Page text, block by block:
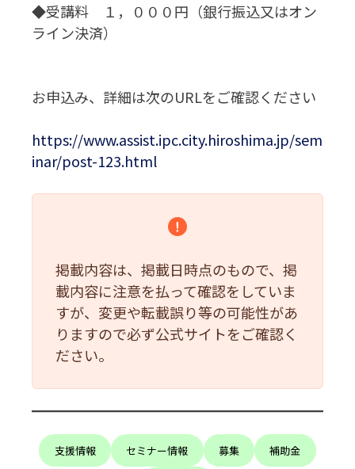
◆受講料 １，０００円（銀行振込又はオン
ライン決済）
お申込み、詳細は次のURLをご確認ください
https://www.assist.ipc.city.hiroshima.jp/sem
inar/post-123.html
掲載内容は、掲載日時点のもので、掲
載内容に注意を払って確認をしていま
すが、変更や転載誤り等の可能性があ
りますので必ず公式サイトをご確認く
ださい。
支援情報 セミナー情報 募集 補助金